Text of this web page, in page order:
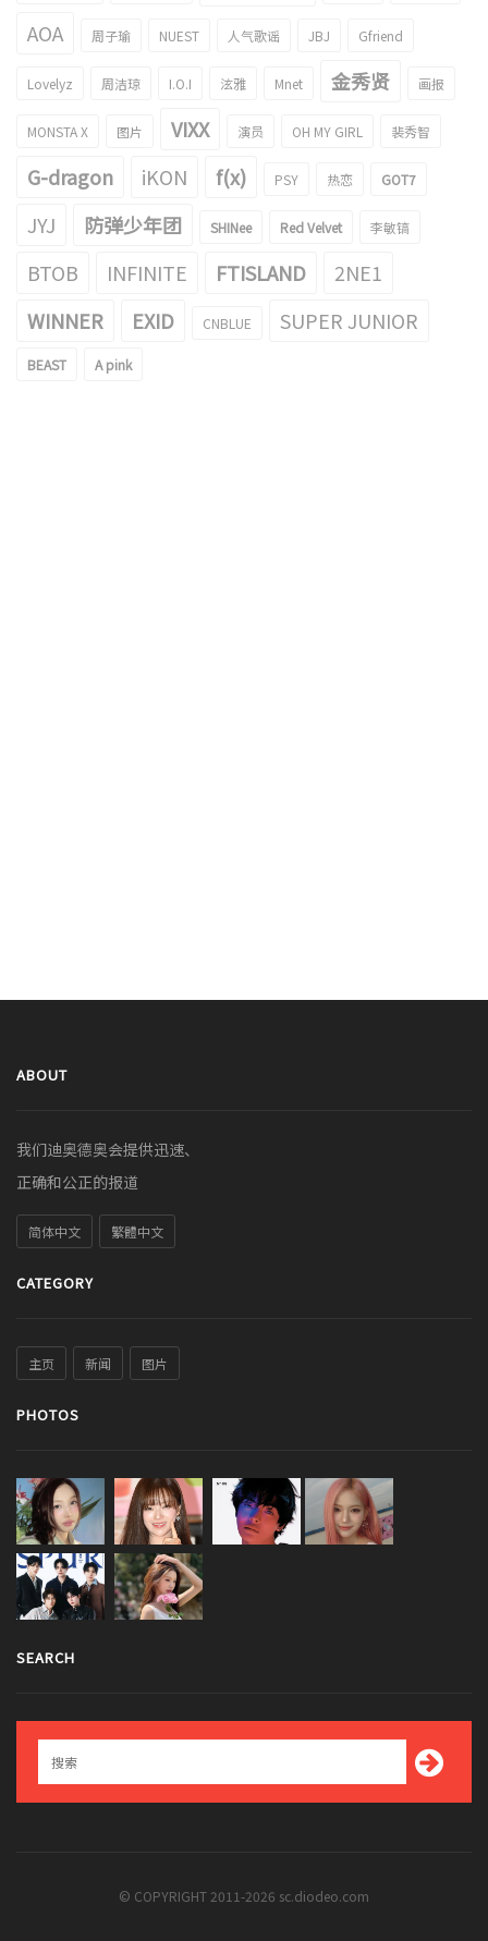
AOA 周子瑜 NUEST 人气歌谣 JBJ Gfriend
Lovelyz 周洁琼 I.O.I 泫雅 Mnet 金秀贤 画报
MONSTA X 图片 VIXX 演员 OH MY GIRL 裴秀智
G-dragon iKON f(x) PSY 热恋 GOT7
JYJ 防弹少年团 SHINee Red Velvet 李敏镐
BTOB INFINITE FTISLAND
2NE1
WINNER
EXID CNBLUE SUPER JUNIOR
BEAST A pink
ABOUT
我们迪奥德奥会提供迅速、
正确和公正的报道
简体中文 繁體中文
CATEGORY
主页 新闻 图片
PHOTOS
SEARCH
© COPYRIGHT 2011-2026 sc.diodeo.com